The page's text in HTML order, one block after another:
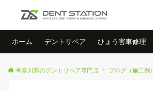
ホーム デントリペア ひょう害車修理
神奈川県のデントリペア専門店 ブログ（施工例）